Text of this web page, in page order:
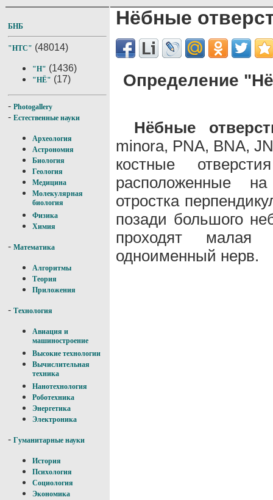
БНБ
"НТС" (48014)
"Н" (1436)
"НЁ" (17)
- Photogallery
- Естественные науки
Археология
Астрономия
Биология
Геология
Медицина
Молекулярная
биология
Физика
Химия
- Математика
Алгоритмы
Теория
Приложения
- Технология
Авиация и
машиностроение
Высокие технологии
Вычислительная
техника
Нанотехнология
Роботехника
Энергетика
Электроника
- Гуманитарные науки
История
Психология
Социология
Экономика
Нёбные
Определение
Нёбные
minora, PNA, BNA,
костные
расположенные
отростка
позади большого
проходят
одноименный нерв.